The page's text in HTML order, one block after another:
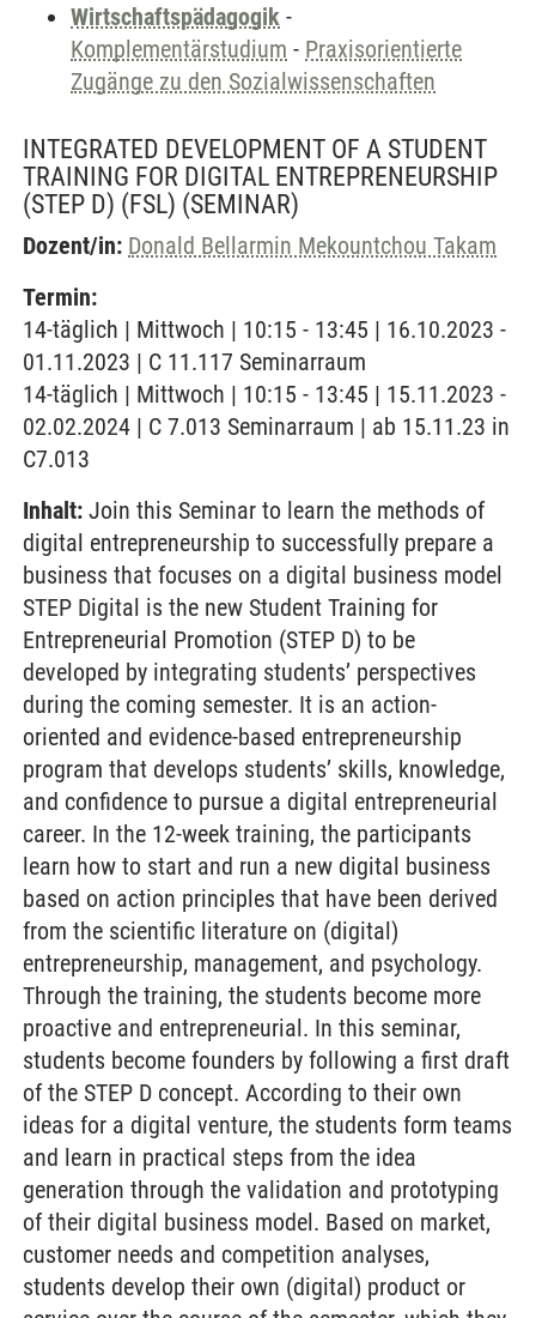
Wirtschaftspädagogik -
Komplementärstudium - Praxisorientierte
Zugänge zu den Sozialwissenschaften
INTEGRATED DEVELOPMENT OF A STUDENT
TRAINING FOR DIGITAL ENTREPRENEURSHIP
(STEP D) (FSL) (SEMINAR)
Dozent/in: Donald Bellarmin Mekountchou Takam
Termin:
14-täglich | Mittwoch | 10:15 - 13:45 | 16.10.2023 -
01.11.2023 | C 11.117 Seminarraum
14-täglich | Mittwoch | 10:15 - 13:45 | 15.11.2023 -
02.02.2024 | C 7.013 Seminarraum | ab 15.11.23 in
C7.013
Inhalt: Join this Seminar to learn the methods of
digital entrepreneurship to successfully prepare a
business that focuses on a digital business model
STEP Digital is the new Student Training for
Entrepreneurial Promotion (STEP D) to be
developed by integrating students’ perspectives
during the coming semester. It is an action-
oriented and evidence-based entrepreneurship
program that develops students’ skills, knowledge,
and confidence to pursue a digital entrepreneurial
career. In the 12-week training, the participants
learn how to start and run a new digital business
based on action principles that have been derived
from the scientific literature on (digital)
entrepreneurship, management, and psychology.
Through the training, the students become more
proactive and entrepreneurial. In this seminar,
students become founders by following a first draft
of the STEP D concept. According to their own
ideas for a digital venture, the students form teams
and learn in practical steps from the idea
generation through the validation and prototyping
of their digital business model. Based on market,
customer needs and competition analyses,
students develop their own (digital) product or